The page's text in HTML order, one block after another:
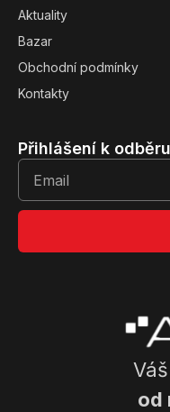
od
Aktuality
Bazar
Obchodní podmínky
Kontakty
Přihlášení k